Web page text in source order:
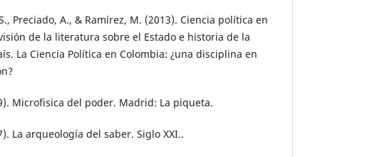
Preciado, A., & Ramírez, M. (2013). Ciencia política en
de la literatura sobre el Estado e historia de la
La Ciencia Política en Colombia: ¿una disciplina en
Microfisica del poder. Madrid: La piqueta.
La arqueología del saber. Siglo XXI..